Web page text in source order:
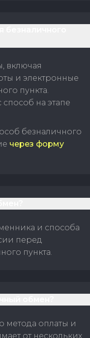
включая
и электронные
пункта.
на этапе
безналичного
через форму
и способа
перед
пункта.
метода оплаты и
от нескольких